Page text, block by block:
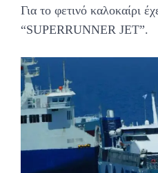
Για το φετινό καλοκαίρι
“SUPERRUNNER JET”.